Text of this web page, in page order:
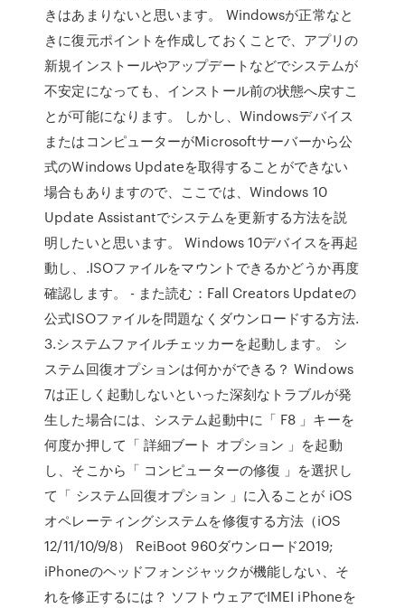
きはあまりないと思います。 Windowsが正常なと
きに復元ポイントを作成しておくことで、アプリの
新規インストールやアップデートなどでシステムが
不安定になっても、インストール前の状態へ戻すこ
とが可能になります。 しかし、Windowsデバイス
またはコンピューターがMicrosoftサーバーから公
式のWindows Updateを取得することができない
場合もありますので、ここでは、Windows 10
Update Assistantでシステムを更新する方法を説
明したいと思います。 Windows 10デバイスを再起
動し、.ISOファイルをマウントできるかどうか再度
確認します。 - また読む：Fall Creators Updateの
公式ISOファイルを問題なくダウンロードする方法.
3.システムファイルチェッカーを起動します。 シ
ステム回復オプションは何かができる？ Windows
7は正しく起動しないといった深刻なトラブルが発
生した場合には、システム起動中に「 F8 」キーを
何度か押して「 詳細ブート オプション 」を起動
し、そこから「 コンピューターの修復 」を選択し
て「 システム回復オプション 」に入ることが iOS
オペレーティングシステムを修復する方法（iOS
12/11/10/9/8） ReiBoot 960ダウンロード2019;
iPhoneのヘッドフォンジャックが機能しない、そ
れを修正するには？ ソフトウェアでIMEI iPhoneを